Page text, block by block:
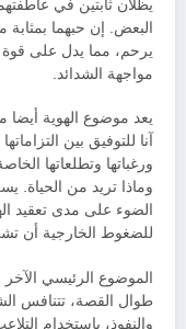
يظلان ثابتين في
البعض. إن حبهما بمثابة
يرحم، مما يدل على قوة
مواجهة الشدائد.
يعد موضوع الهوية
آنا للتوفيق بين
ورغباتها وتطلعاتها
وماذا تريد من الحياة.
الضوء على مدى تعقيد
للضغوط الخارجية أن
الموضوع الرئيسي
طوال القصة، تتنافس
والنفوذ، باستخدام